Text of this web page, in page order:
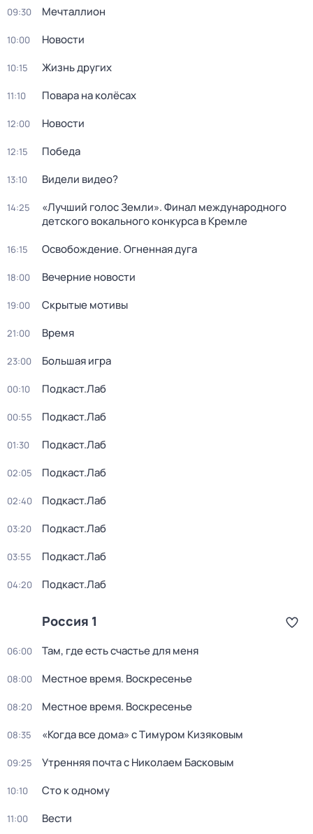
09:30 Мечталлион
10:00 Новости
10:15 Жизнь других
11:10 Повара на колёсах
12:00 Новости
12:15 Победа
13:10 Видели видео?
14:25
«Лучший голос Земли». Финал международного
детского вокального конкурса в Кремле
16:15 Освобождение. Огненная дуга
18:00 Вечерние новости
19:00 Скрытые мотивы
21:00 Время
23:00 Большая игра
00:10 Подкаст.Лаб
00:55 Подкаст.Лаб
01:30 Подкаст.Лаб
02:05 Подкаст.Лаб
02:40 Подкаст.Лаб
03:20 Подкаст.Лаб
03:55 Подкаст.Лаб
04:20 Подкаст.Лаб
Россия 1
06:00 Там, где есть счастье для меня
08:00 Местное время. Воскресенье
08:20 Местное время. Воскресенье
08:35 «Когда все дома» с Тимуром Кизяковым
09:25 Утренняя почта с Николаем Басковым
10:10 Сто к одному
11:00 Вести